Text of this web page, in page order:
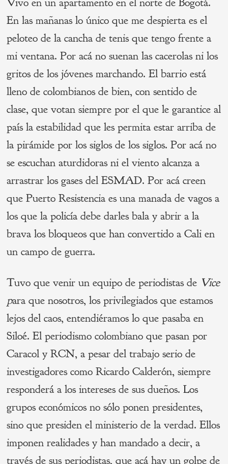
En las mañanas lo único que me despierta es el
peloteo de la cancha de tenis que tengo frente a
mi ventana. Por acá no suenan las cacerolas ni los
gritos de los jóvenes marchando. El barrio está
lleno de colombianos de bien, con sentido de
clase, que votan siempre por el que le garantice al
país la estabilidad que les permita estar arriba de
la pirámide por los siglos de los siglos. Por acá no
se escuchan aturdidoras ni el viento alcanza a
arrastrar los gases del ESMAD. Por acá creen
que Puerto Resistencia es una manada de vagos a
los que la policía debe darles bala y abrir a la
brava los bloqueos que han convertido a Cali en
un campo de guerra.
Tuvo que venir un equipo de periodistas de Vice
para que nosotros, los privilegiados que estamos
lejos del caos, entendiéramos lo que pasaba en
Siloé. El periodismo colombiano que pasan por
Caracol y RCN, a pesar del trabajo serio de
investigadores como Ricardo Calderón, siempre
responderá a los intereses de sus dueños. Los
grupos económicos no sólo ponen presidentes,
sino que presiden el ministerio de la verdad. Ellos
imponen realidades y han mandado a decir, a
través de sus periodistas, que acá hay un golpe de